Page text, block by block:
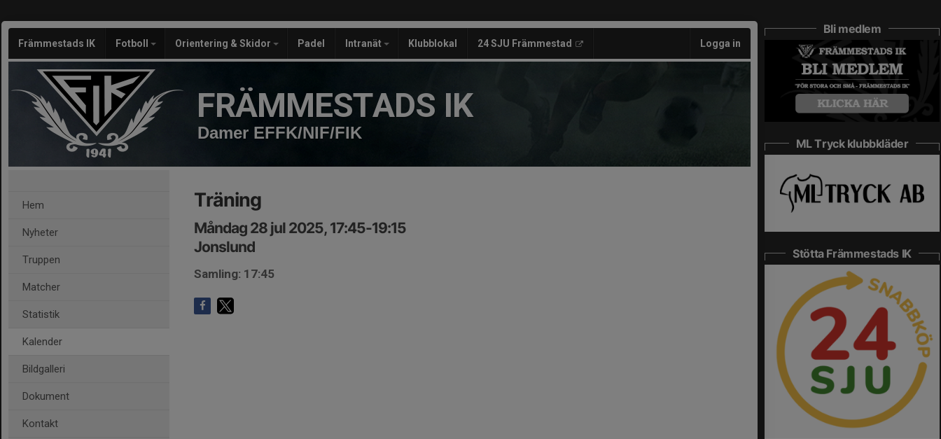
Främmestads IK Fotboll Orientering & Skidor Padel Intranät Klubblokal 24 SJU Främmestad Logga in
FRÄMMESTADS IK
Damer EFFK/NIF/FIK
Hem
Nyheter
Truppen
Matcher
Statistik
Kalender
Bildgalleri
Dokument
Kontakt
Träning
Måndag 28 jul 2025, 17:45-19:15
Jonslund
Samling: 17:45
Bli medlem
ML Tryck klubbkläder
Stötta Främmestads IK